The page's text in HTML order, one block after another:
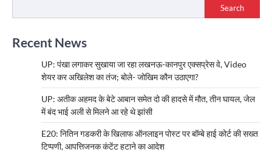
Search
Recent News
UP: पंखा लगाकर सुखाया जा रहा लखनऊ-कानपुर एक्सप्रेस वे, Video
शेयर कर अखिलेश का तंज; बोले- जोखिम कौन उठाएगा?
UP: अतीक अहमद के बेटे आबान समेत दो की हादसे में मौत, तीन घायल, जेल
में बंद भाई अली से मिलने आ रहे थे झांसी
E20: नितिन गडकरी के खिलाफ ऑनलाइन पोस्ट पर बॉम्बे हाई कोर्ट की सख्त
टिप्पणी, आपत्तिजनक कंटेंट हटाने का आदेश